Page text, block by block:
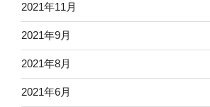
2021年11月
2021年9月
2021年8月
2021年6月